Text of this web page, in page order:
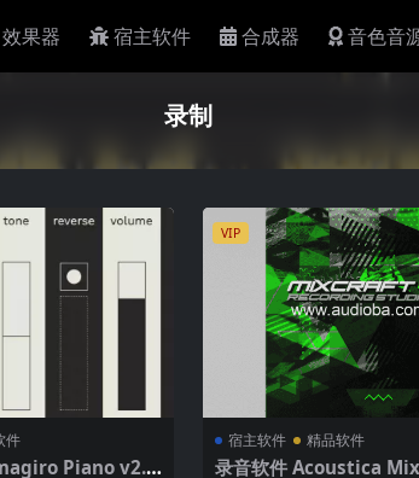
效果器 宿主软件 合成器 音色音
录制
件
Piano v2.2.
VIP
宿主软件 精品软件
录音软件 Acoustica